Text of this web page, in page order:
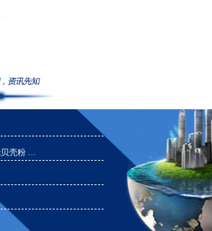
贝壳粉 内墙涂料用煅烧贝壳粉 厂家供应 涂料贝壳粉 饲料贝壳粉